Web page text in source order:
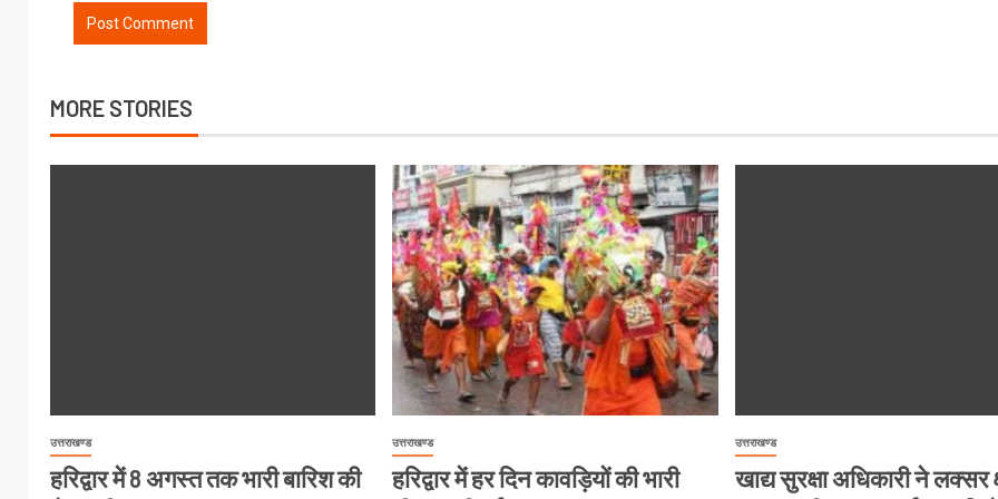
MORE STORIES
उत्तराखण्ड
हरिद्वार में 8 अगस्त तक भारी बारिश की
उत्तराखण्ड
हरिद्वार में हर दिन कावड़ियों की भारी
उत्तराखण्ड
खाद्य सुरक्षा अधिकारी ने लक्सर